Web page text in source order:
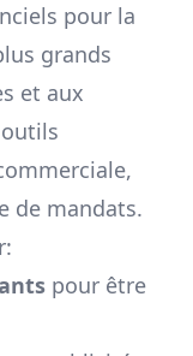
pour la
grands
et aux
de mandats.
pour être